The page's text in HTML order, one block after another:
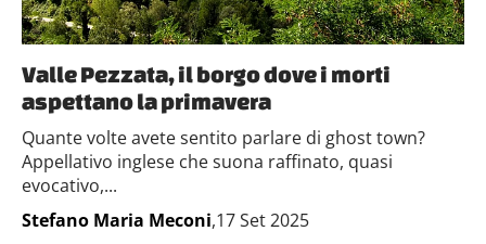
Valle Pezzata, il borgo dove i morti
aspettano la primavera
Quante volte avete sentito parlare di ghost town?
Appellativo inglese che suona raffinato, quasi
evocativo,...
Stefano Maria Meconi,17 Set 2025